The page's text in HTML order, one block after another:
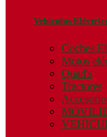
Vehículos
Coches
Motos
Quad's
Tractores